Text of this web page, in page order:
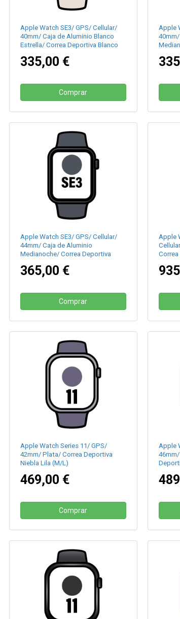
Apple Watch SE3/ GPS/ Cellular/
40mm/ Caja de Aluminio Blanco
Estrella/ Correa Deportiva Blanco
335,00 €
Comprar
Apple
Apple Watch SE3/ GPS/ Cellular/
44mm/ Caja de Aluminio
Medianoche/ Correa Deportiva
365,00 €
Comprar
Apple
Apple Watch Series 11/ GPS/
42mm/ Plata/ Correa Deportiva
Niebla Lila (M/L)
469,00 €
Comprar
Apple